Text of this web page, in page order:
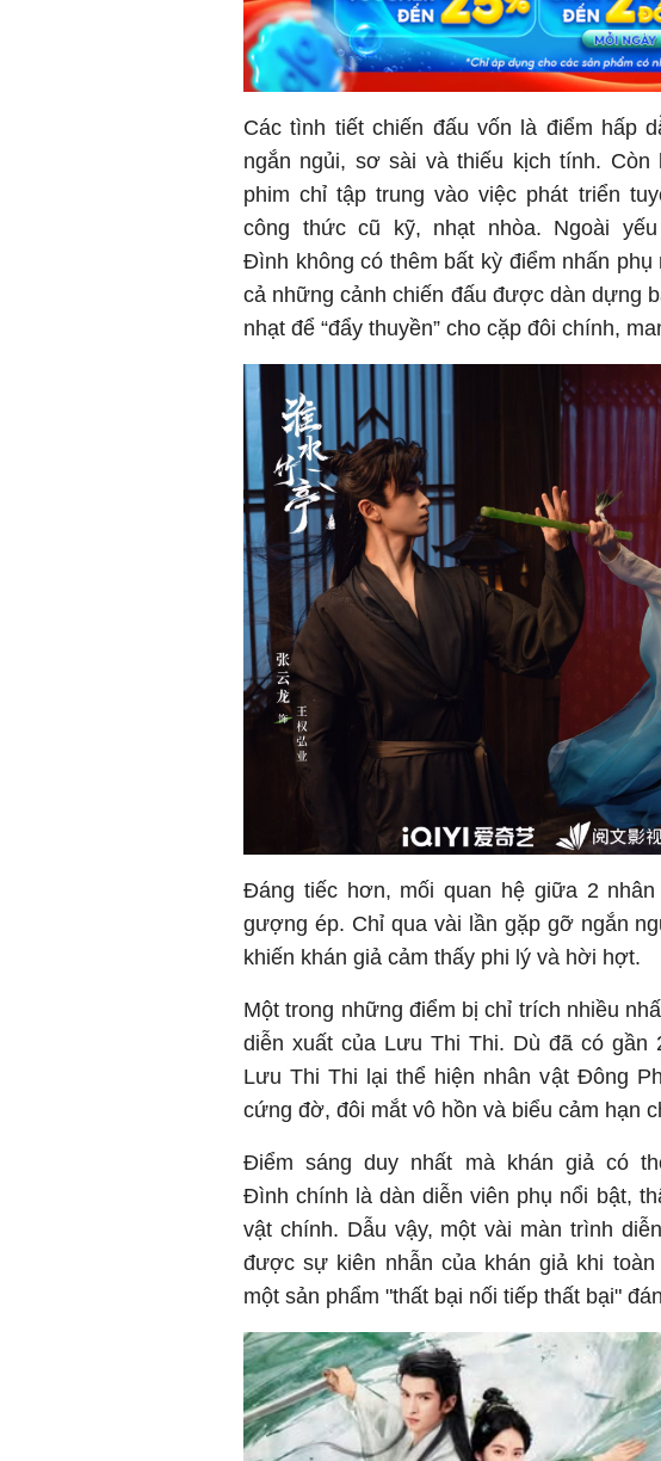
Các tình tiết chiến đấu vốn là điểm hấp
ngắn ngủi, sơ sài và thiếu kịch tính.
phim chỉ tập trung vào việc phát triển
công thức cũ kỹ, nhạt nhòa. Ngoài
Đình không có thêm bất kỳ điểm nhấn
cả những cảnh chiến đấu được dàn dựng
nhạt để “đẩy thuyền” cho cặp đôi chính,
Đáng tiếc hơn, mối quan hệ giữa 2
gượng ép. Chỉ qua vài lần gặp gỡ ngắn
khiến khán giả cảm thấy phi lý và hời hợt.
Một trong những điểm bị chỉ trích nhiều
diễn xuất của Lưu Thi Thi. Dù đã có gần
Lưu Thi Thi lại thể hiện nhân vật Đông
cứng đờ, đôi mắt vô hồn và biểu cảm hạn
Điểm sáng duy nhất mà khán giả có
Đình chính là dàn diễn viên phụ nổi bật,
vật chính. Dẫu vậy, một vài màn trình
được sự kiên nhẫn của khán giả khi
một sản phẩm "thất bại nối tiếp thất bại"